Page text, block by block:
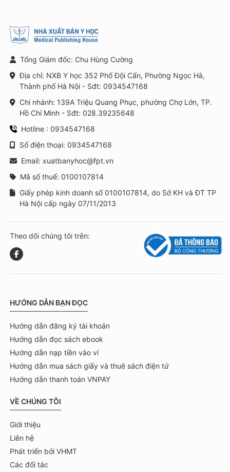
Tổng Giám đốc: Chu Hùng Cường
Địa chỉ: NXB Y học 352 Phố Đội Cấn, Phường Ngọc Hà,
Thành phố Hà Nội - Sđt: 0934547168
Chi nhánh: 139A Triệu Quang Phục, phường Chợ Lớn, TP.
Hồ Chí Minh - Sđt: 028.39235648
Hotline : 0934547168
Số điện thoại: 0934547168
Email: xuatbanyhoc@fpt.vn
Mã số thuế: 0100107814
Giấy phép kinh doanh số 0100107814, do Sở KH và ĐT TP
Hà Nội cấp ngày 07/11/2013
Theo dõi chúng tôi trên:
HƯỚNG DẪN BẠN ĐỌC
Hướng dẫn đăng ký tài khoản
Hướng dẫn đọc sách ebook
Hướng dẫn nạp tiền vào ví
Hướng dẫn mua sách giấy và thuê sách điện tử
Hướng dẫn thanh toán VNPAY
VỀ CHÚNG TÔI
Giới thiệu
Liên hệ
Phát triển bởi VHMT
Các đối tác